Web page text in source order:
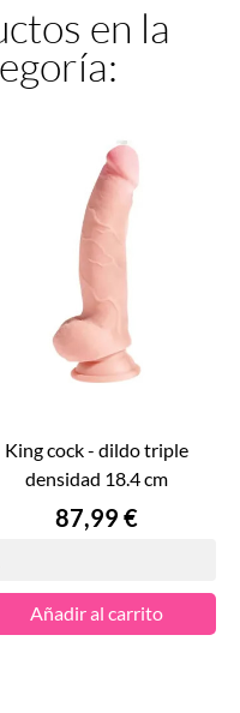
en la
king cock - dildo triple
densidad 18.4 cm
Precio
87,99 €
Añadir al carrito